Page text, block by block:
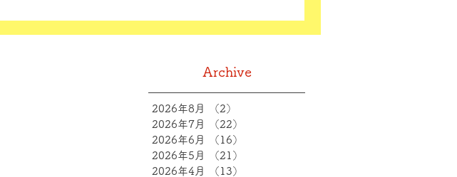
Archive
2026年8月 （2）
2026年7月
（22）
2026年6月
（16）
2026年5月
（21）
2026年4月
（13）